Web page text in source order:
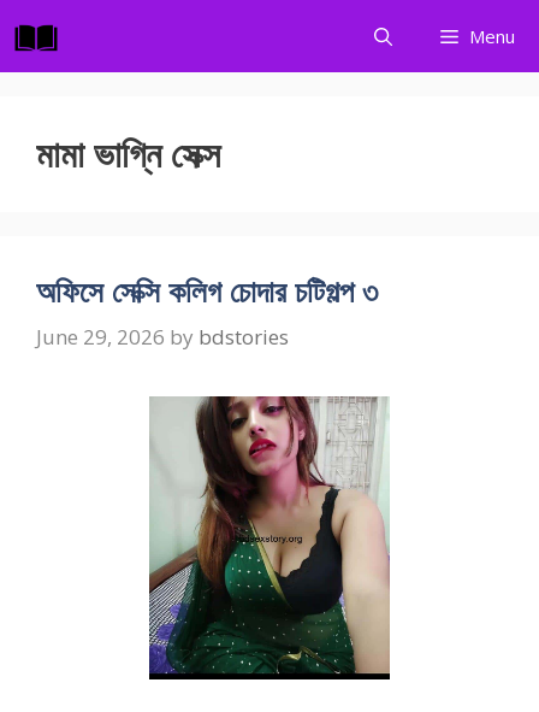
to
content
Menu
মামা ভাগ্নি সেক্স
অফিসে সেক্সি কলিগ চোদার চটিগল্প ৩
June 29, 2026 by bdstories